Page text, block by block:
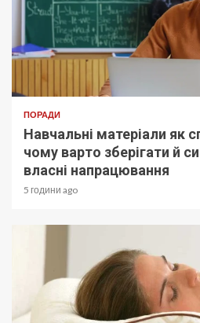
ПОРАДИ
Навчальні матеріали як
чому варто зберігати й
власні напрацювання
5 години ago